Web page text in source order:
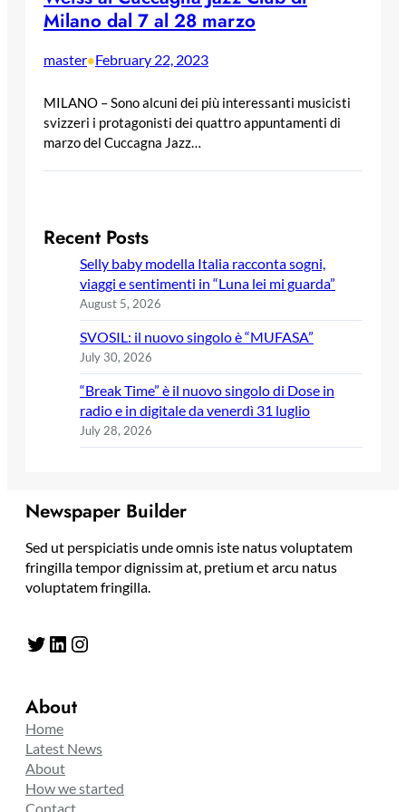
Milano dal 7 al 28 marzo
master•February 22, 2023
MILANO – Sono alcuni dei più interessanti musicisti
svizzeri i protagonisti dei quattro appuntamenti di
marzo del Cuccagna Jazz…
Recent Posts
Selly baby modella Italia racconta sogni,
viaggi e sentimenti in “Luna lei mi guarda”
August 5, 2026
SVOSIL: il nuovo singolo è “MUFASA”
July 30, 2026
“Break Time” è il nuovo singolo di Dose in
radio e in digitale da venerdì 31 luglio
July 28, 2026
Newspaper Builder
Sed ut perspiciatis unde omnis iste natus voluptatem
fringilla tempor dignissim at, pretium et arcu natus
voluptatem fringilla.
Twitter LinkedIn Instagram
About
Home
Latest News
About
How we started
Contact